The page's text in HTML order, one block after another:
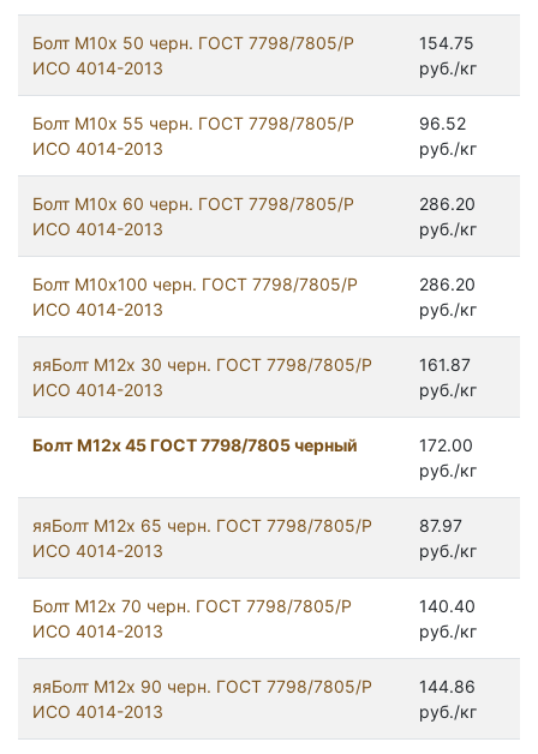
Болт М10х 50 черн. ГОСТ 7798/7805/Р
ИСО 4014-2013
154.75
руб./кг
Болт М10х 55 черн. ГОСТ 7798/7805/Р
ИСО 4014-2013
96.52
руб./кг
Болт М10х 60 черн. ГОСТ 7798/7805/Р
ИСО 4014-2013
286.20
руб./кг
Болт М10х100 черн. ГОСТ 7798/7805/Р
ИСО 4014-2013
286.20
руб./кг
яяБолт М12х 30 черн. ГОСТ 7798/7805/Р
ИСО 4014-2013
161.87
руб./кг
Болт М12x 45 ГОСТ 7798/7805 черный
172.00
руб./кг
яяБолт М12х 65 черн. ГОСТ 7798/7805/Р
ИСО 4014-2013
87.97
руб./кг
Болт М12х 70 черн. ГОСТ 7798/7805/Р
ИСО 4014-2013
140.40
руб./кг
яяБолт М12х 90 черн. ГОСТ 7798/7805/Р
ИСО 4014-2013
144.86
руб./кг